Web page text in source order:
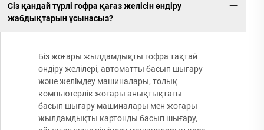
Сіз қандай түрлі гофра қағаз желісін өндіру
жабдықтарын ұсынасыз?
Біз жоғары жылдамдықты гофра тақтай
өндіру желілері, автоматты басып шығару
және желімдеу машиналары, толық
компьютерлік жоғары анықтықтағы
басып шығару машиналары мен жоғары
жылдамдықты картонды басып шығару,